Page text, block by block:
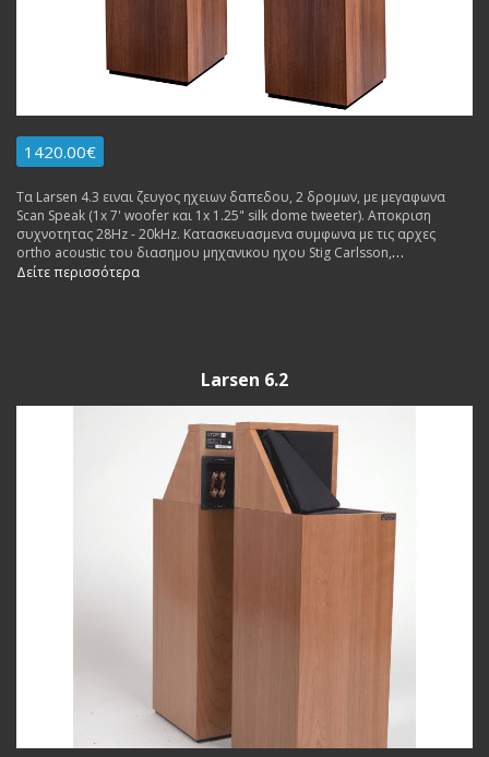
1420.00€
Τα Larsen 4.3 ειναι ζευγος ηχειων δαπεδου, 2 δρομων, με μεγαφωνα
Scan Speak (1x 7' woofer και 1x 1.25" silk dome tweeter). Αποκριση
συχνοτητας 28Hz - 20kHz. Κατασκευασμενα συμφωνα με τις αρχες
ortho acoustic του διασημου μηχανικου ηχου Stig Carlsson,
τοποθετημενα κολλητα στον τοιχο, δινουν απιστευτη αποκριση
Δείτε περισσότερα
Larsen 6.2